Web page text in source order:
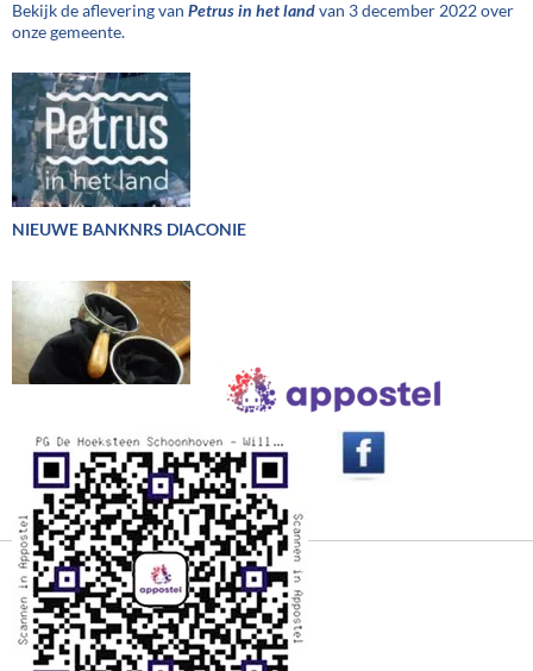
Bekijk de aflevering van Petrus in het landvan 3 december 2022 over
onze gemeente.
NIEUWE BANKNRS DIACONIE